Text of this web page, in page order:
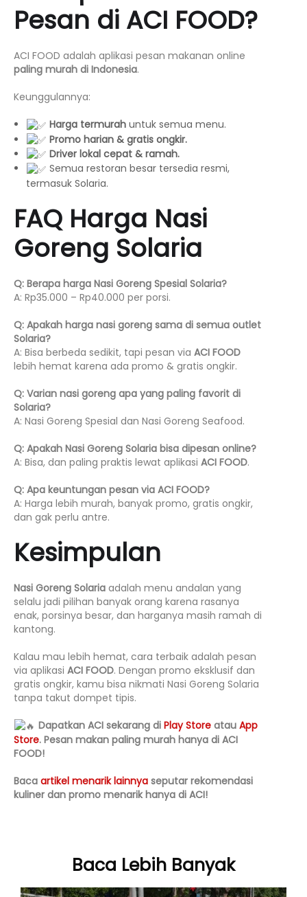
Pesan di ACI FOOD?
ACI FOOD adalah aplikasi pesan makanan online
paling murah di Indonesia.
Keunggulannya:
Harga termurahuntuk semua menu.
Promo harian & gratis ongkir.
Driver lokal cepat & ramah.
Semua restoran besar tersedia resmi,
termasuk Solaria.
FAQ Harga Nasi
Goreng Solaria
Q: Berapa harga Nasi Goreng Spesial Solaria?
A: Rp35.000 – Rp40.000 per porsi.
Q: Apakah harga nasi goreng sama di semua outlet
Solaria?
A: Bisa berbeda sedikit, tapi pesan via ACI FOOD
lebih hemat karena ada promo & gratis ongkir.
Q: Varian nasi goreng apa yang paling favorit di
Solaria?
A: Nasi Goreng Spesial dan Nasi Goreng Seafood.
Q: Apakah Nasi Goreng Solaria bisa dipesan online?
A: Bisa, dan paling praktis lewat aplikasi ACI FOOD.
Q: Apa keuntungan pesan via ACI FOOD?
A: Harga lebih murah, banyak promo, gratis ongkir,
dan gak perlu antre.
Kesimpulan
Nasi Goreng Solaria adalah menu andalan yang
selalu jadi pilihan banyak orang karena rasanya
enak, porsinya besar, dan harganya masih ramah di
kantong.
Kalau mau lebih hemat, cara terbaik adalah pesan
via aplikasi ACI FOOD. Dengan promo eksklusif dan
gratis ongkir, kamu bisa nikmati Nasi Goreng Solaria
tanpa takut dompet tipis.
Dapatkan ACI sekarang di Play Storeatau App
Store. Pesan makan paling murah hanya di ACI
FOOD!
Baca artikel menarik lainnya seputar rekomendasi
kuliner dan promo menarik hanya di ACI!
Baca Lebih Banyak